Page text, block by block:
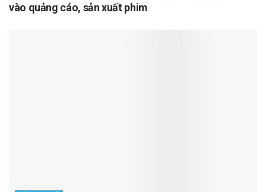
vào quảng cáo, sản xuất phim